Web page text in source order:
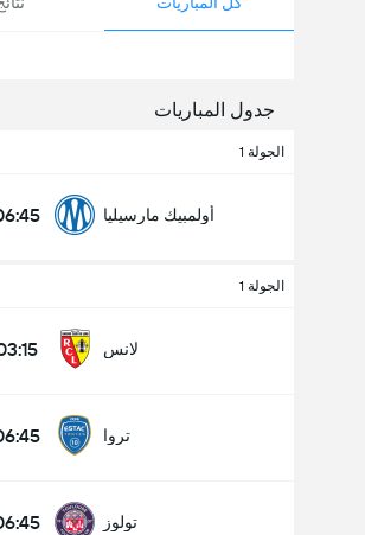
جدول المباريات
الجولة 1
أولمبيك مارسيليا 06:45
الجولة 1
لانس 03:15
تروا 06:45
تولوز 06:45